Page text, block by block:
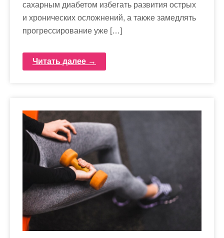
сахарным диабетом избегать развития острых
и хронических осложнений, а также замедлять
прогрессирование уже […]
Читать далее →